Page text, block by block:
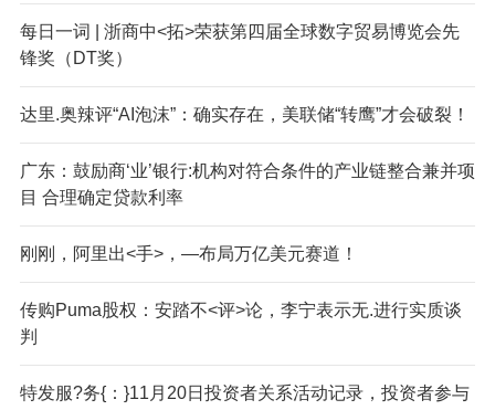
每日一词 | 浙商中<拓>荣获第四届全球数字贸易博览会先
锋奖（DT奖）
达里.奥辣评“AI泡沫”：确实存在，美联储“转鹰”才会破裂！
广东：鼓励商‘业’银行:机构对符合条件的产业链整合兼并项
目 合理确定贷款利率
刚刚，阿里出<手>，—布局万亿美元赛道！
传购Puma股权：安踏不<评>论，李宁表示无.进行实质谈
判
特发服?务{：}11月20日投资者关系活动记录，投资者参与